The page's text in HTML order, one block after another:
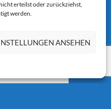
erteilst oder zurückziehst,
werden.
ANSEHEN